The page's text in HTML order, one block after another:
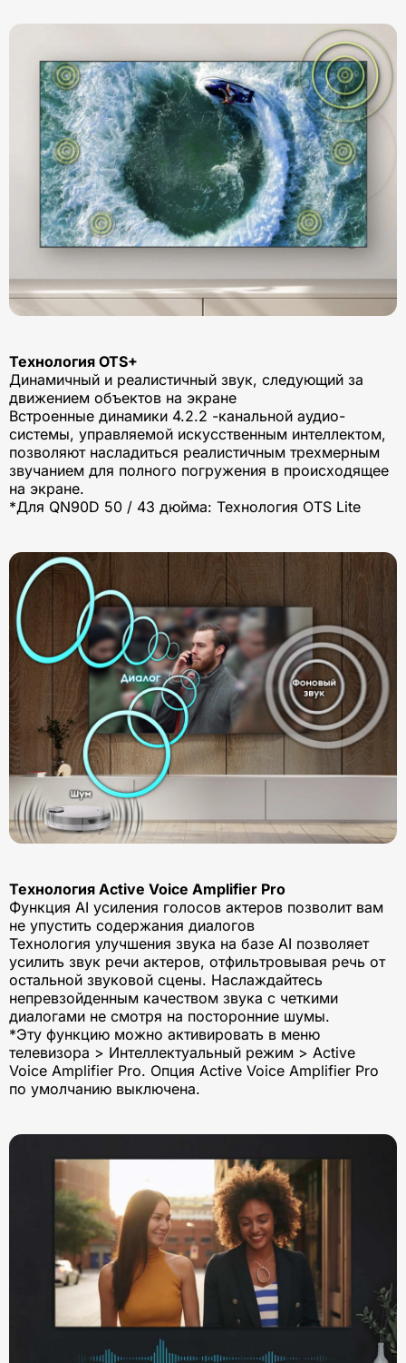
Технология OTS+
Динамичный и реалистичный звук, следующий за
движением объектов на экране
Встроенные динамики 4.2.2 -канальной аудио-
системы, управляемой искусственным интеллектом,
позволяют насладиться реалистичным трехмерным
звучанием для полного погружения в происходящее
на экране.
*Для QN90D 50 / 43 дюйма: Технология OTS Lite
Технология Active Voice Amplifier Pro
Функция AI усиления голосов актеров позволит вам
не упустить содержания диалогов
Технология улучшения звука на базе AI позволяет
усилить звук речи актеров, отфильтровывая речь от
остальной звуковой сцены. Наслаждайтесь
непревзойденным качеством звука с четкими
диалогами не смотря на посторонние шумы.
*Эту функцию можно активировать в меню
телевизора > Интеллектуальный режим > Active
Voice Amplifier Pro. Опция Active Voice Amplifier Pro
по умолчанию выключена.